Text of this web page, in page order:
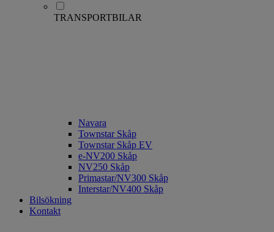
TRANSPORTBILAR
Navara
Townstar Skåp
Townstar Skåp EV
e-NV200 Skåp
NV250 Skåp
Primastar/NV300 Skåp
Interstar/NV400 Skåp
Bilsökning
Kontakt